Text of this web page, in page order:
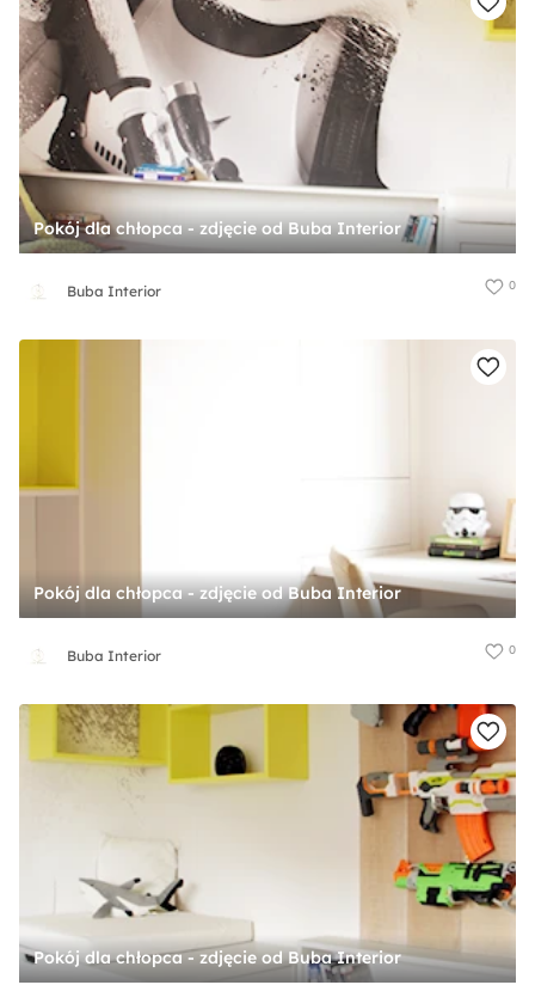
Pokój dla chłopca - zdjęcie od Buba Interior
Buba Interior 0
Pokój dla chłopca - zdjęcie od Buba Interior
Buba Interior 0
Pokój dla chłopca - zdjęcie od Buba Interior